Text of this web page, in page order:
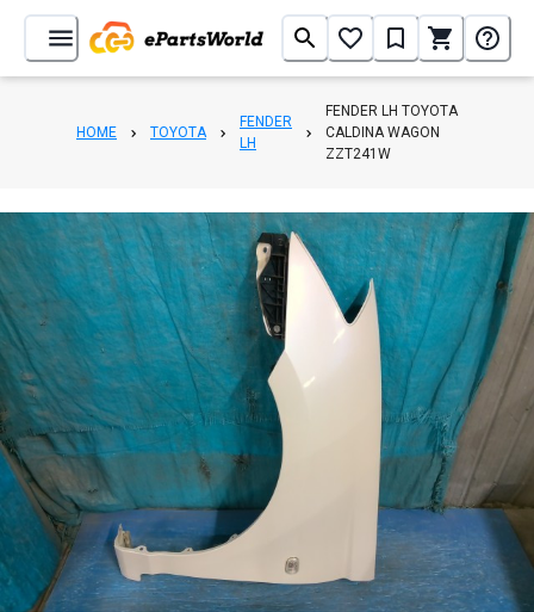
HOME TOYOTA
FENDER
LH
FENDER LH TOYOTA
CALDINA WAGON
ZZT241W
1/ 3